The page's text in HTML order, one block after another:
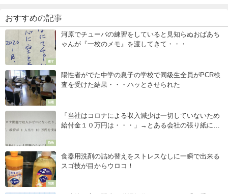
おすすめの記事
癒す
河原でチューバの練習をしていると見知らぬおばあち
ゃんが『一枚のメモ』を渡してきて・・・
話題
陽性者がでた中学の息子の学校で同級生全員がPCR検
査を受けた結果・・・ハッとさせられた
恐怖
「当社はコロナによる収入減少は一切していないため
給付金１０万円は・・・」→とある会社の張り紙に絶
知識
食器用洗剤の詰め替えをストレスなしに一瞬で出来る
スゴ技が目からウロコ！